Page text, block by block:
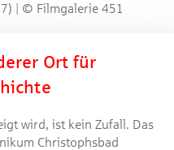
| © Filmgalerie 451
Ort für
wird, ist kein Zufall. Das
Christophsbad